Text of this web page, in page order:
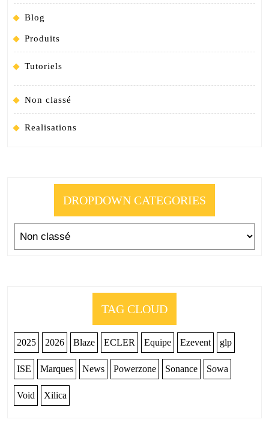
Blog
Produits
Tutoriels
Non classé
Realisations
DROPDOWN CATEGORIES
TAG CLOUD
2025 2026 Blaze ECLER Equipe Ezevent glp
ISE Marques News Powerzone Sonance Sowa
Void Xilica